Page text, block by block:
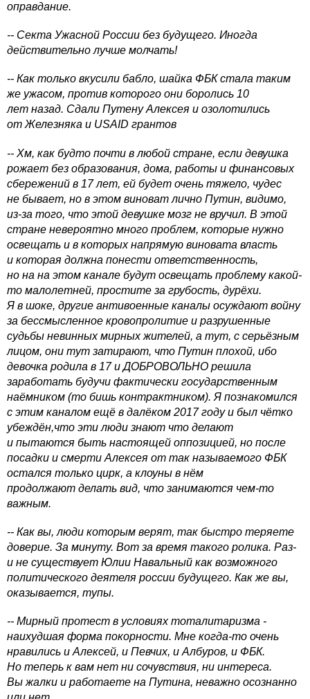
оправдание.
-- Секта Ужасной России без будущего. Иногда
действительно лучше молчать!
-- Как только вкусили бабло, шайка ФБК стала таким
же ужасом, против которого они боролись 10
лет назад. Сдали Путену Алексея и озолотились
от Железняка и USAID грантов
-- Хм, как будто почти в любой стране, если девушка
рожает без образования, дома, работы и финансовых
сбережений в 17 лет, ей будет очень тяжело, чудес
не бывает, но в этом виноват лично Путин, видимо,
из-за того, что этой девушке мозг не вручил. В этой
стране невероятно много проблем, которые нужно
освещать и в которых напрямую виновата власть
и которая должна понести ответственность,
но на на этом канале будут освещать проблему какой-
то малолетней, простите за грубость, дурёхи.
Я в шоке, другие антивоенные каналы осуждают войну
за бессмысленное кровопролитие и разрушенные
судьбы невинных мирных жителей, а тут, с серьёзным
лицом, они тут затирают, что Путин плохой, ибо
девочка родила в 17 и ДОБРОВОЛЬНО решила
заработать будучи фактически государственным
наёмником (то бишь контрактником). Я познакомился
с этим каналом ещё в далёком 2017 году и был чётко
убеждён,что эти люди знают что делают
и пытаются быть настоящей оппозицией, но после
посадки и смерти Алексея от так называемого ФБК
остался только цирк, а клоуны в нём
продолжают делать вид, что занимаются чем-то
важным.
-- Как вы, люди которым верят, так быстро теряете
доверие. За минуту. Вот за время такого ролика. Раз-
и не существует Юлии Навальный как возможного
политического деятеля россии будущего. Как же вы,
оказывается, тупы.
-- Мирный протест в условиях тоталитаризма -
наихудшая форма покорности. Мне когда-то очень
нравились и Алексей, и Певчих, и Албуров, и ФБК.
Но теперь к вам нет ни сочувствия, ни интереса.
Вы жалки и работаете на Путина, неважно осознанно